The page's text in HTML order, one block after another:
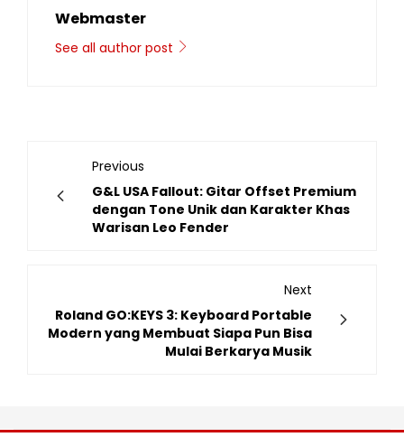
Webmaster
See all author post
Previous
G&L USA Fallout: Gitar Offset Premium
dengan Tone Unik dan Karakter Khas
Warisan Leo Fender
Next
Roland GO:KEYS 3: Keyboard Portable
Modern yang Membuat Siapa Pun Bisa
Mulai Berkarya Musik